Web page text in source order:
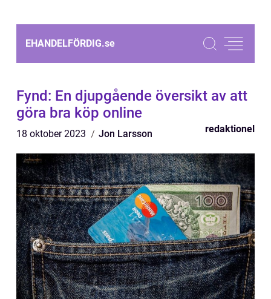
EHANDELFÖRDIG.se
Fynd: En djupgående översikt av att
göra bra köp online
18 oktober 2023 Jon Larsson redaktionel